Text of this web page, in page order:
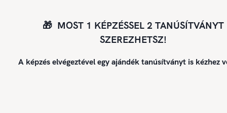
🎁 MOST 1 KÉPZÉSSEL 2 TANÚSÍTVÁNYT
SZEREZHETSZ!
A képzés elvégeztével egy ajándék tanúsítványt is kézhez